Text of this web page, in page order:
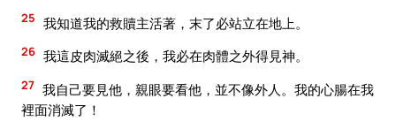
25 我知道我的救贖主活著，末了必站立在地上。
26 我這皮肉滅絕之後，我必在肉體之外得見神。
27 我自己要見他，親眼要看他，並不像外人。我的心腸在我
裡面消滅了！